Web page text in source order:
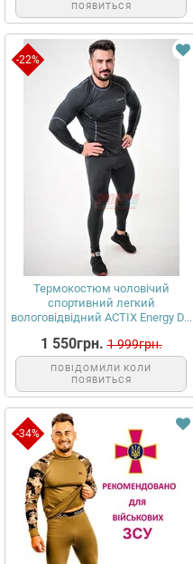
ПОЯВИТЬСЯ
-22%
Термокостюм чоловічий
спортивний легкий
вологовідвідний ACTIX Energy D...
1 550грн. 1 999грн.
ПОВІДОМИЛИ КОЛИ
ПОЯВИТЬСЯ
-34%